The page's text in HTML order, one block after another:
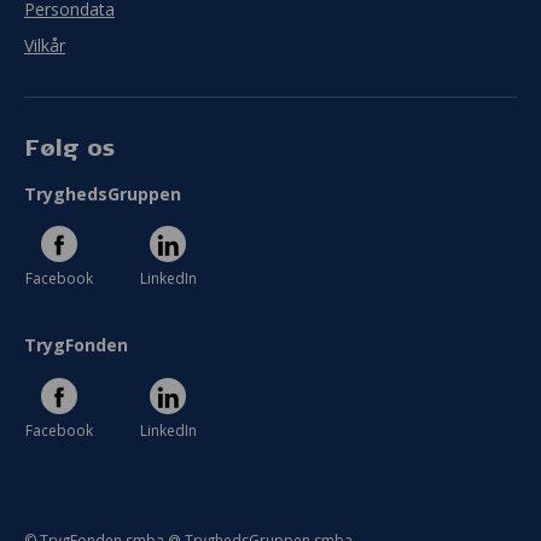
Persondata
Vilkår
Følg os
TryghedsGruppen
Facebook LinkedIn
TrygFonden
Facebook LinkedIn